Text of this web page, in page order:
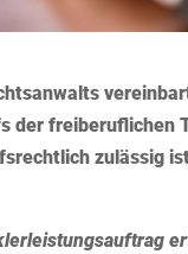
der
zulässig